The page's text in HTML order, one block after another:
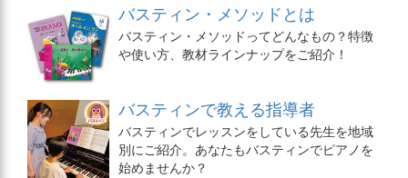
バスティン・メソッドとは
バスティン・メソッドってどんなもの？特徴
や使い方、教材ラインナップをご紹介！
バスティンで教える指導者
バスティンでレッスンをしている先生を地域
別にご紹介。あなたもバスティンでピアノを
始めませんか？